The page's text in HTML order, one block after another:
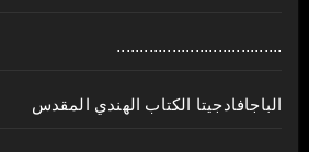
....................................
الباجافادجيتا الكتاب الهندي المقدس